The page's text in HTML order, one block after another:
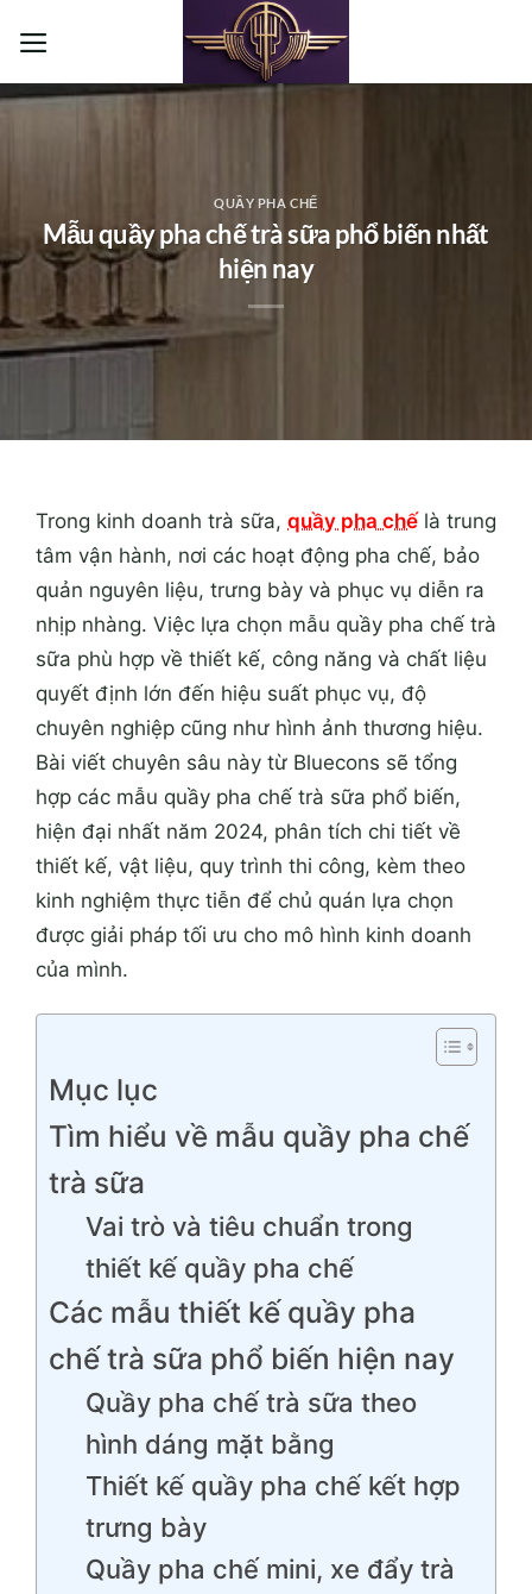
qua
dung
QUẦY PHA CHẾ
Mẫu quầy pha chế trà sữa phổ biến nhất
hiện nay
Trong kinh doanh trà sữa, quầy pha chế là trung
tâm vận hành, nơi các hoạt động pha chế, bảo
quản nguyên liệu, trưng bày và phục vụ diễn ra
nhịp nhàng. Việc lựa chọn mẫu quầy pha chế trà
sữa phù hợp về thiết kế, công năng và chất liệu
quyết định lớn đến hiệu suất phục vụ, độ
chuyên nghiệp cũng như hình ảnh thương hiệu.
Bài viết chuyên sâu này từ Bluecons sẽ tổng
hợp các mẫu quầy pha chế trà sữa phổ biến,
hiện đại nhất năm 2024, phân tích chi tiết về
thiết kế, vật liệu, quy trình thi công, kèm theo
kinh nghiệm thực tiễn để chủ quán lựa chọn
được giải pháp tối ưu cho mô hình kinh doanh
của mình.
Mục lục
Tìm hiểu về mẫu quầy pha chế
trà sữa
Vai trò và tiêu chuẩn trong
thiết kế quầy pha chế
Các mẫu thiết kế quầy pha
chế trà sữa phổ biến hiện nay
Quầy pha chế trà sữa theo
hình dáng mặt bằng
Thiết kế quầy pha chế kết hợp
trưng bày
Quầy pha chế mini, xe đẩy trà